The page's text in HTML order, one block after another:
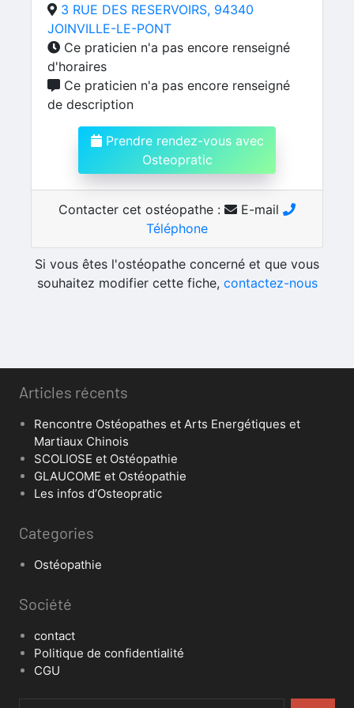
3 RUE DES RESERVOIRS, 94340
JOINVILLE-LE-PONT
Ce praticien n'a pas encore renseigné
d'horaires
Ce praticien n'a pas encore renseigné
de description
Prendre rendez-vous avec
Osteopratic
Contacter cet ostéopathe :
E-mail
Téléphone
Si vous êtes l'ostéopathe concerné et que vous
souhaitez modifier cette fiche, contactez-nous
Articles récents
Rencontre Ostéopathes et Arts Energétiques et
Martiaux Chinois
SCOLIOSE et Ostéopathie
GLAUCOME et Ostéopathie
Les infos d’Osteopratic
Categories
Ostéopathie
Société
contact
Politique de confidentialité
CGU